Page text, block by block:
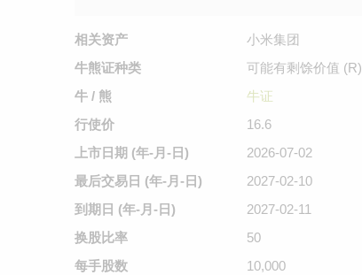
相关资产
小米集团
牛熊证种类
可能有剩馀价值 (R)
牛 / 熊
牛证
行使价
16.6
上市日期 (年-月-日)
2026-07-02
最后交易日 (年-月-日)
2027-02-10
到期日 (年-月-日)
2027-02-11
换股比率
50
每手股数
10,000